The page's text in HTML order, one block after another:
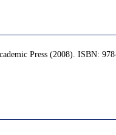
Press (2008). ISBN: